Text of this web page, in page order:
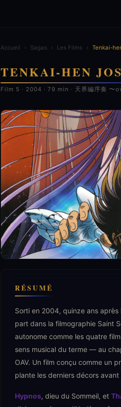
Accueil › Sagas › Les Films › Tenkai-
TENKAI-HEN
Film 5 · 2004 · 79 min · 天界編序奏 〜
RÉSUMÉ
Sorti en 2004, quinze ans après
part dans la filmographie Saint
autonome comme les quatre
sens musical du terme — au
OAV. Un film conçu comme un
plante les derniers décors avant
Hypnos, dieu du Sommeil, et